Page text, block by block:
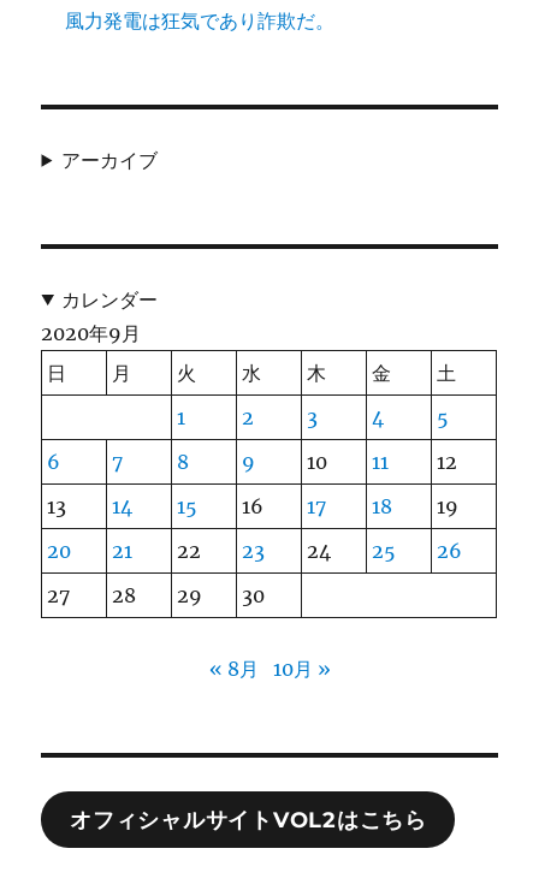
風力発電は狂気であり詐欺だ。
アーカイブ
カレンダー
2020年9月
日
月 火 水 木 金
土
1
2 3 4
5
6
7 8 9 10 11
12
13
14 15 16 17 18
19
20
21 22 23 24 25
26
27
28 29 30
« 8月 10月 »
オフィシャルサイトVOL2はこちら